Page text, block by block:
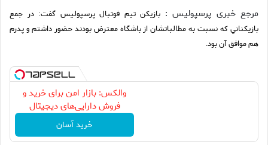
مرجع خبری پرسپولیس : بازيكن تيم فوتبال پرسپوليس گفت: در جمع
بازيكناني كه نسبت به مطالباتشان از باشگاه معترض بودند حضور داشتم و پدرم
هم موافق آن بود.
والکس: بازار امن برای خرید و
فروش دارایی‌های دیجیتال
خرید آسان